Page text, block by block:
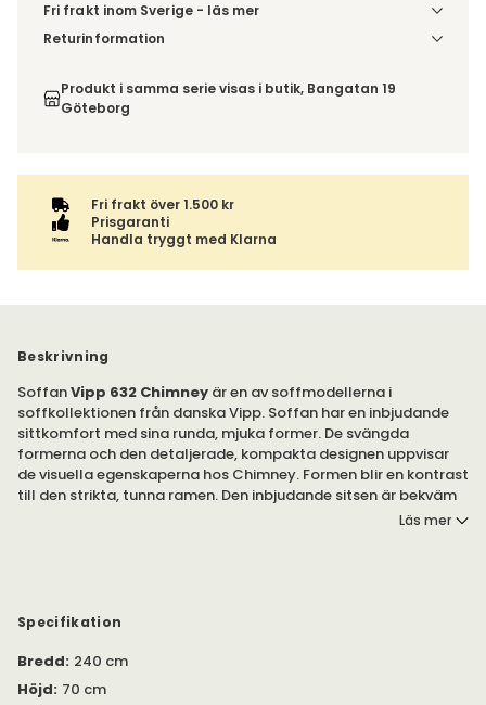
Fri frakt inom Sverige - läs mer
Denna vara skickas till din port/tomtgräns. Innan leverans
ordern tillsammans.
Returinformation
inte av ångerrätten.
Produkt i samma serie visas i butik, Bangatan 19
Göteborg
Fri frakt över 1.500 kr
Prisgaranti
Handla tryggt med Klarna
Beskrivning
SoffanVipp 632 Chimney är en av soffmodellerna i
soffkollektionen från danska Vipp. Soffan har en inbjudande
sittkomfort med sina runda, mjuka former. De svängda
formerna och den detaljerade, kompakta designen uppvisar
de visuella egenskaperna hos Chimney. Formen blir en kontrast
till den strikta, tunna ramen. Den inbjudande sitsen är bekväm
att sitta på. Stoppningen ger stöd för ländrygg, rygg och
genomgående mycket hög kvalitet i stomme, stoppning och
Soffan har en stabil konstruktion. Stommen är tillverkad av
Läs mer
Specifikation
Bredd: 240 cm
Höjd: 70 cm